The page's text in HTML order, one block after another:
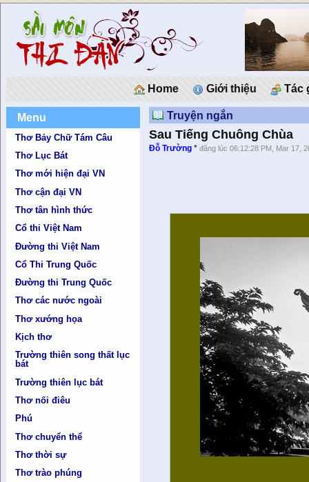
Home Giới thiệu Tác
Menu
Thơ Bảy Chữ Tám Câu
Thơ Lục Bát
Thơ mới hiện đại VN
Thơ cận đại VN
Thơ tân hình thức
Cổ thi Việt Nam
Đường thi Việt Nam
Cổ Thi Trung Quốc
Đường thi Trung Quốc
Thơ các nước ngoài
Thơ xướng họa
Kịch thơ
Trường thiên song thất lục
bát
Trường thiên lục bát
Thơ nối điêu
Phú
Thơ chuyển thể
Thơ thời sự
Thơ trào phúng
Truyện ngắn
Sau Tiếng Chuông Chùa
Đỗ Trường *đăng lúc 06:12:28 PM, Mar 17,